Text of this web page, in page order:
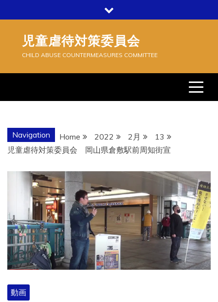
to
content
児童虐待対策委員会
CHILD ABUSE COUNTERMEASURES COMMITTEE
Navigation Home 2022 2月
13
児童虐待対策委員会 岡山県倉敷駅前周知街宣
動画